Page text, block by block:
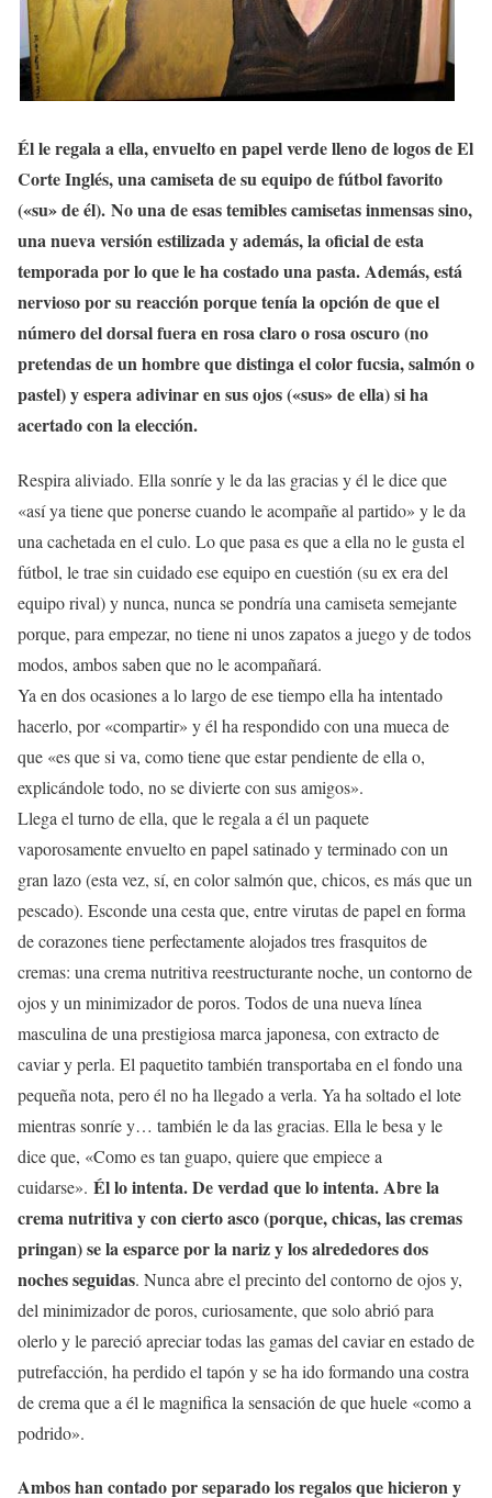
Él le regala a ella, envuelto en papel verde lleno de logos de El
Corte Inglés, una camiseta de su equipo de fútbol favorito
(«su» de él). No una de esas temibles camisetas inmensas sino,
una nueva versión estilizada y además, la oficial de esta
temporada por lo que le ha costado una pasta. Además, está
nervioso por su reacción porque tenía la opción de que el
número del dorsal fuera en rosa claro o rosa oscuro (no
pretendas de un hombre que distinga el color fucsia, salmón o
pastel) y espera adivinar en sus ojos («sus» de ella) si ha
acertado con la elección.
Respira aliviado. Ella sonríe y le da las gracias y él le dice que
«así ya tiene que ponerse cuando le acompañe al partido» y le da
una cachetada en el culo. Lo que pasa es que a ella no le gusta el
fútbol, le trae sin cuidado ese equipo en cuestión (su ex era del
equipo rival) y nunca, nunca se pondría una camiseta semejante
porque, para empezar, no tiene ni unos zapatos a juego y de todos
modos, ambos saben que no le acompañará.
Ya en dos ocasiones a lo largo de ese tiempo ella ha intentado
hacerlo, por «compartir» y él ha respondido con una mueca de
que «es que si va, como tiene que estar pendiente de ella o,
explicándole todo, no se divierte con sus amigos».
Llega el turno de ella, que le regala a él un paquete
vaporosamente envuelto en papel satinado y terminado con un
gran lazo (esta vez, sí, en color salmón que, chicos, es más que un
pescado). Esconde una cesta que, entre virutas de papel en forma
de corazones tiene perfectamente alojados tres frasquitos de
cremas: una crema nutritiva reestructurante noche, un contorno de
ojos y un minimizador de poros. Todos de una nueva línea
masculina de una prestigiosa marca japonesa, con extracto de
caviar y perla. El paquetito también transportaba en el fondo una
pequeña nota, pero él no ha llegado a verla. Ya ha soltado el lote
mientras sonríe y… también le da las gracias. Ella le besa y le
dice que, «Como es tan guapo, quiere que empiece a
cuidarse». Él lo intenta. De verdad que lo intenta. Abre la
crema nutritiva y con cierto asco (porque, chicas, las cremas
pringan) se la esparce por la nariz y los alrededores dos
noches seguidas. Nunca abre el precinto del contorno de ojos y,
del minimizador de poros, curiosamente, que solo abrió para
olerlo y le pareció apreciar todas las gamas del caviar en estado de
putrefacción, ha perdido el tapón y se ha ido formando una costra
de crema que a él le magnifica la sensación de que huele «como a
podrido».
Ambos han contado por separado los regalos que hicieron y